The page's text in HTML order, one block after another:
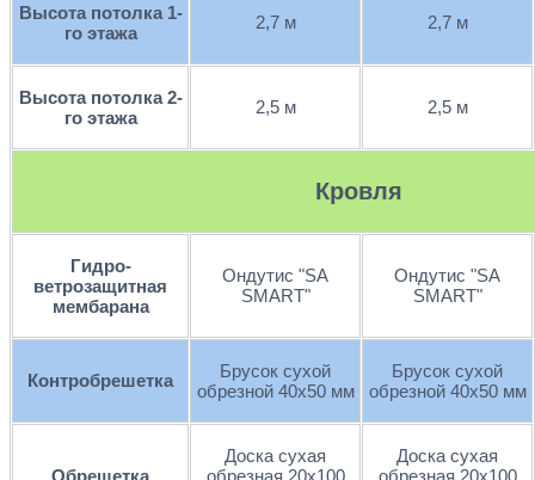
Высота потолка 1-
го этажа
2,7 м 2,7 м
Высота потолка 2-
го этажа
2,5 м 2,5 м
Кровля
Гидро-
ветрозащитная
мембарана
Ондутис "SА
SMART"
Ондутис "SА
SMART"
Контробрешетка
Брусок сухой
обрезной 40х50 мм
Брусок сухой
обрезной 40х50 мм
Обрешетка
Доска сухая
обрезная 20х100
Доска сухая
обрезная 20х100